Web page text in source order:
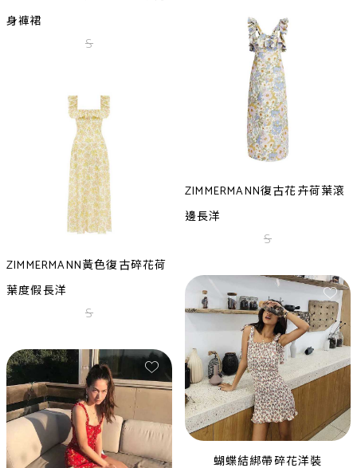
身褲裙
S
ZIMMERMANN復古花卉荷葉滾
邊長洋
S
ZIMMERMANN黃色復古碎花荷
葉度假長洋
S
蝴蝶結綁帶碎花洋裝